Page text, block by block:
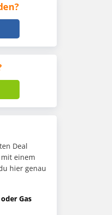
Deal
einem
hier genau
Gas